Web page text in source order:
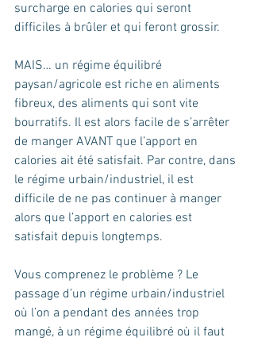
surcharge en calories qui seront
difficiles à brûler et qui feront grossir.
MAIS… un régime équilibré
paysan/agricole est riche en aliments
fibreux, des aliments qui sont vite
bourratifs. Il est alors facile de s’arrêter
de manger AVANT que l’apport en
calories ait été satisfait. Par contre, dans
le régime urbain/industriel, il est
difficile de ne pas continuer à manger
alors que l’apport en calories est
satisfait depuis longtemps.
Vous comprenez le problème ? Le
passage d’un régime urbain/industriel
où l’on a pendant des années trop
mangé, à un régime équilibré où il faut